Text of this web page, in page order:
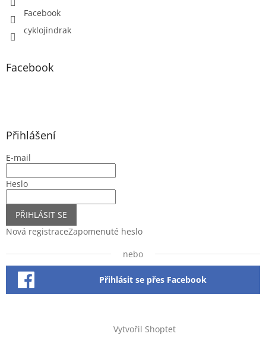
Facebook
cyklojindrak
Facebook
Přihlášení
E-mail
Heslo
PŘIHLÁSIT SE
Nová registraceZapomenuté heslo
nebo
Přihlásit se přes Facebook
Vytvořil Shoptet